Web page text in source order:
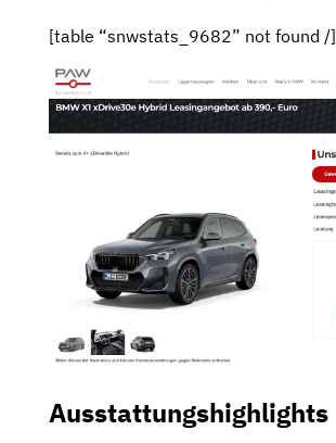
[table “snwstats_9682” not found /]
Ausstattungshighlights